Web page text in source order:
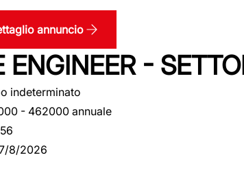
annuncio
ENGINEER -
indeterminato
- 462000 annuale
8/2026